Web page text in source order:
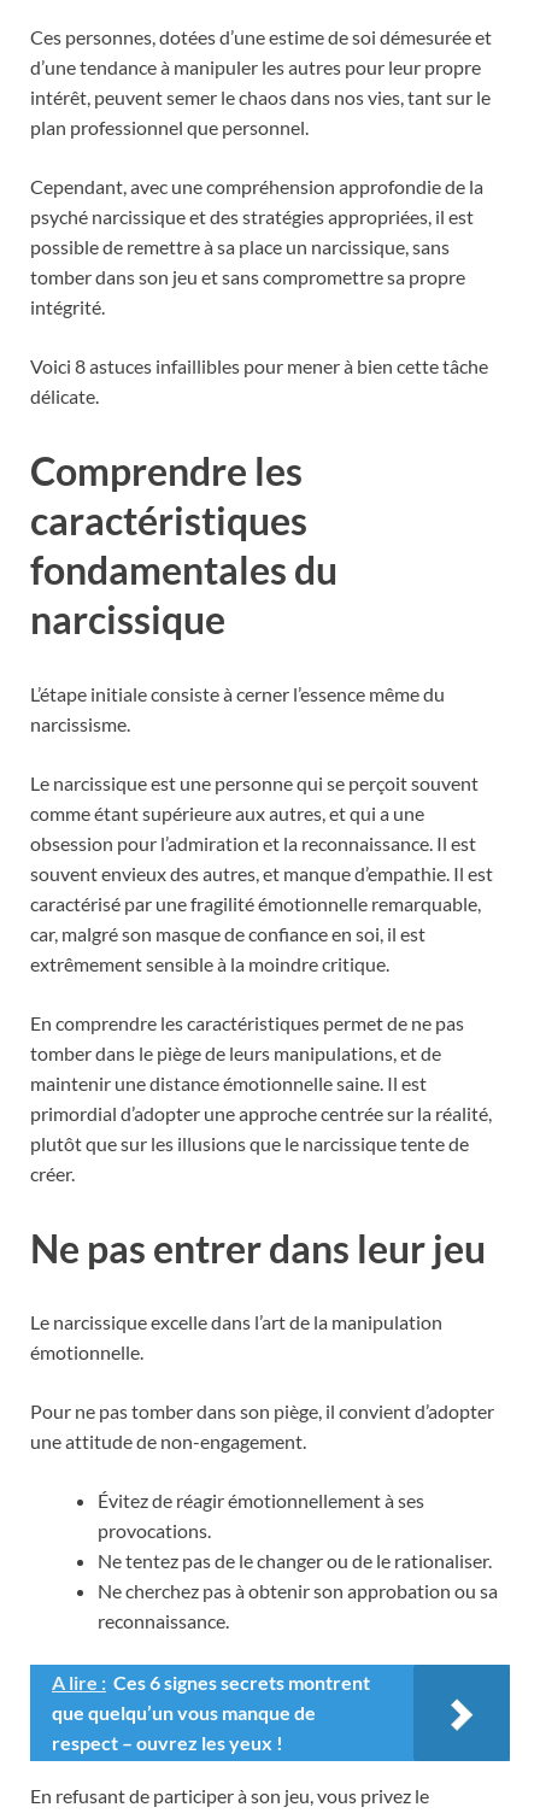
Ces personnes, dotées d’une estime de soi démesurée et
d’une tendance à manipuler les autres pour leur propre
intérêt, peuvent semer le chaos dans nos vies, tant sur le
plan professionnel que personnel.
Cependant, avec une compréhension approfondie de la
psyché narcissique et des stratégies appropriées, il est
possible de remettre à sa place un narcissique, sans
tomber dans son jeu et sans compromettre sa propre
intégrité.
Voici 8 astuces infaillibles pour mener à bien cette tâche
délicate.
Comprendre les
caractéristiques
fondamentales du
narcissique
L’étape initiale consiste à cerner l’essence même du
narcissisme.
Le narcissique est une personne qui se perçoit souvent
comme étant supérieure aux autres, et qui a une
obsession pour l’admiration et la reconnaissance. Il est
souvent envieux des autres, et manque d’empathie. Il est
caractérisé par une fragilité émotionnelle remarquable,
car, malgré son masque de confiance en soi, il est
extrêmement sensible à la moindre critique.
En comprendre les caractéristiques permet de ne pas
tomber dans le piège de leurs manipulations, et de
maintenir une distance émotionnelle saine. Il est
primordial d’adopter une approche centrée sur la réalité,
plutôt que sur les illusions que le narcissique tente de
créer.
Ne pas entrer dans leur jeu
Le narcissique excelle dans l’art de la manipulation
émotionnelle.
Pour ne pas tomber dans son piège, il convient d’adopter
une attitude de non-engagement.
Évitez de réagir émotionnellement à ses
provocations.
Ne tentez pas de le changer ou de le rationaliser.
Ne cherchez pas à obtenir son approbation ou sa
reconnaissance.
A lire : Ces 6 signes secrets montrent
que quelqu’un vous manque de
respect – ouvrez les yeux !
En refusant de participer à son jeu, vous privez le